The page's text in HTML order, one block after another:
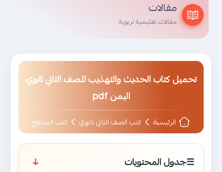
مقالات
مقالات تعليمية تربوية
تحميل كتاب الحديث والتهذيب للصف الثاني ثانوي
اليمن pdf
الرئيسية كتب الصف الثاني ثانوي كتب المناهج
جدول المحتويات ↑